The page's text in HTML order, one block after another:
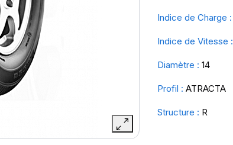
Indice de Charge :
Indice de Vitesse :
Diamètre : 14
Profil : ATRACTA
Structure : R